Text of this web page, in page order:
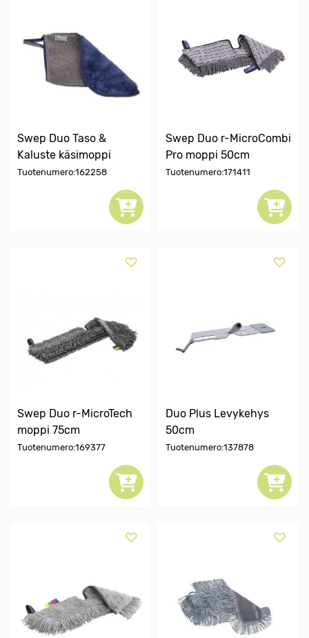
Swep Duo Taso &
Kaluste käsimoppi
Tuotenumero:162258
Swep Duo r-MicroCombi
Pro moppi 50cm
Tuotenumero:171411
Swep Duo r-MicroTech
moppi 75cm
Tuotenumero:169377
Duo Plus Levykehys
50cm
Tuotenumero:137878